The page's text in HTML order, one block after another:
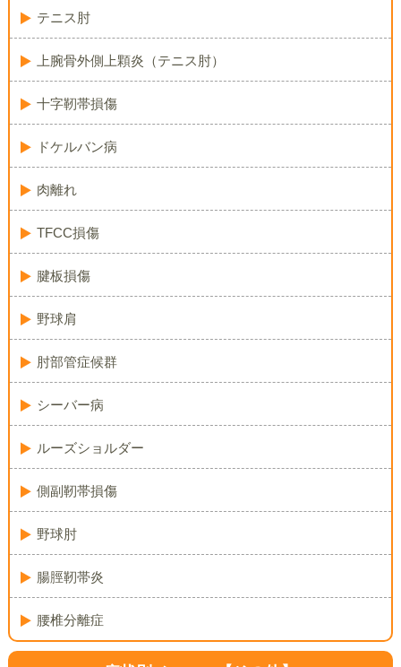
テニス肘
上腕骨外側上顆炎（テニス肘）
十字靭帯損傷
ドケルバン病
肉離れ
TFCC損傷
腱板損傷
野球肩
肘部管症候群
シーバー病
ルーズショルダー
側副靭帯損傷
野球肘
腸脛靭帯炎
腰椎分離症